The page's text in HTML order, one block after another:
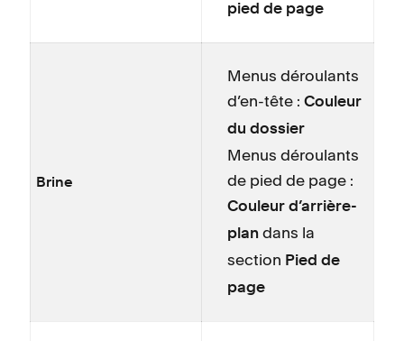
pied de page
Brine
Menus déroulants
d’en-tête : Couleur
du dossier
Menus déroulants
de pied de page :
Couleur d’arrière-
plandans la
section Pied de
page